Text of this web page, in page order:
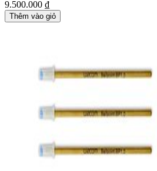
9.500.000 ₫
Thêm vào giỏ